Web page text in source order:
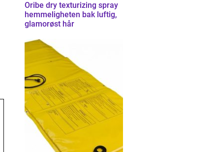
Oribe dry texturizing spray
hemmeligheten bak luftig,
glamorøst hår